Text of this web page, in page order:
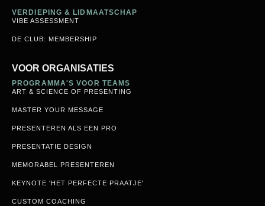
VERDIEPING & LIDMAATSCHAP
VIBE ASSESSMENT
DE CLUB: MEMBERSHIP
VOOR ORGANISATIES
PROGRAMMA'S VOOR TEAMS
ART & SCIENCE OF PRESENTING
MASTER YOUR MESSAGE
PRESENTEREN ALS EEN PRO
PRESENTATIE DESIGN
MEMORABEL PRESENTEREN
KEYNOTE 'HET PERFECTE PRAATJE'
CUSTOM COACHING